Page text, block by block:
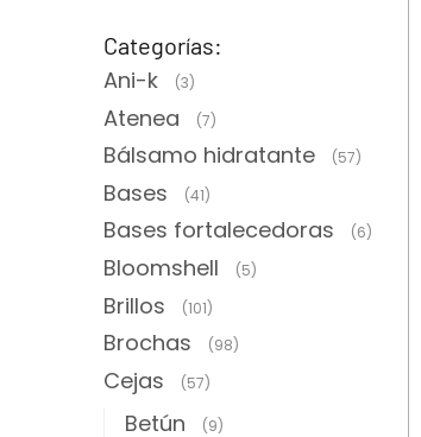
Categorías:
Ani-k (3)
Atenea (7)
Bálsamo hidratante (57)
Bases (41)
Bases fortalecedoras (6)
Bloomshell (5)
Brillos (101)
Brochas (98)
Cejas (57)
Betún (9)